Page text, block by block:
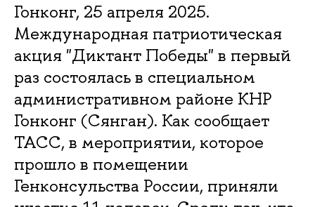
Гонконг, 25 апреля 2025.
Международная патриотическая
акция "Диктант Победы" в первый
раз состоялась в специальном
административном районе КНР
Гонконг (Сянган). Как сообщает
ТАСС, в мероприятии, которое
прошло в помещении
Генконсульства России, приняли